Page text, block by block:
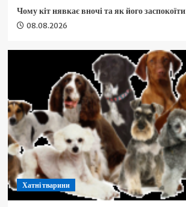
Чому кіт нявкає вночі та як його заспокоїти
08.08.2026
Хатні тварини